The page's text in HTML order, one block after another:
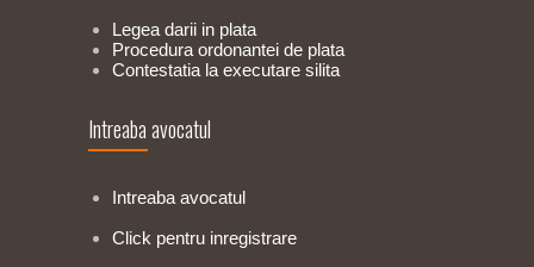
Legea darii in plata
Procedura ordonantei de plata
Contestatia la executare silita
Intreaba avocatul
Intreaba avocatul
Click pentru inregistrare